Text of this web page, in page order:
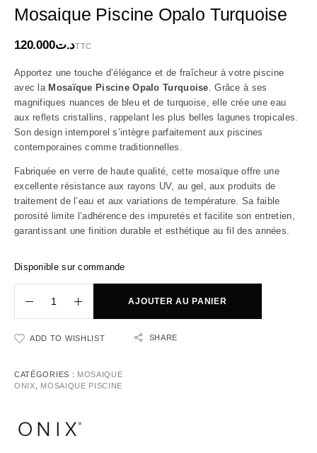
Mosaique Piscine Opalo Turquoise
د.ت120.000 TTC
Apportez une touche d’élégance et de fraîcheur à votre piscine
avec la Mosaïque Piscine Opalo Turquoise. Grâce à ses
magnifiques nuances de bleu et de turquoise, elle crée une eau
aux reflets cristallins, rappelant les plus belles lagunes tropicales.
Son design intemporel s’intègre parfaitement aux piscines
contemporaines comme traditionnelles.
Fabriquée en verre de haute qualité, cette mosaïque offre une
excellente résistance aux rayons UV, au gel, aux produits de
traitement de l’eau et aux variations de température. Sa faible
porosité limite l’adhérence des impuretés et facilite son entretien,
garantissant une finition durable et esthétique au fil des années.
Disponible sur commande
AJOUTER AU PANIER
ADD TO WISHLIST SHARE
CATÉGORIES : MOSAIQUE
ONIX
MOSAIQUE PISCINE